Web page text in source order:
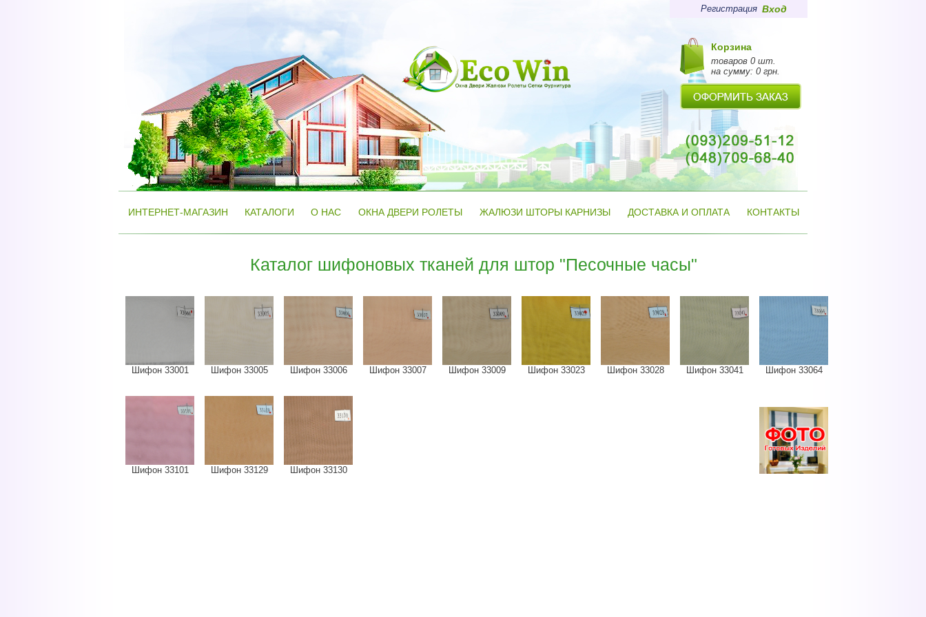
Вход
Регистрация
Корзина
товаров 0 шт.
на сумму: 0 грн.
ИНТЕРНЕТ-МАГАЗИН КАТАЛОГИ О НАС ОКНА ДВЕРИ РОЛЕТЫ ЖАЛЮЗИ ШТОРЫ КАРНИЗЫ ДОСТАВКА И ОПЛАТА КОНТАКТЫ
Каталог шифоновых тканей для штор "Песочные часы"
Шифон 33001 Шифон 33005 Шифон 33006 Шифон 33007 Шифон 33009 Шифон 33023 Шифон 33028 Шифон 33041 Шифон 33064
Шифон 33101 Шифон 33129 Шифон 33130